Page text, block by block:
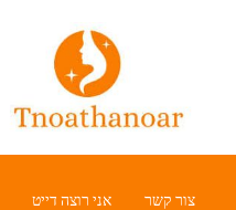
צור קשר אני רוצה דייט